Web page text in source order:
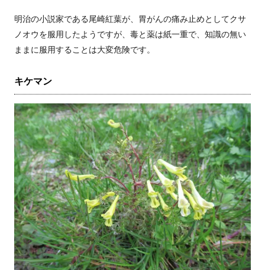
明治の小説家である尾崎紅葉が、胃がんの痛み止めとしてクサ
ノオウを服用したようですが、毒と薬は紙一重で、知識の無い
ままに服用することは大変危険です。
キケマン